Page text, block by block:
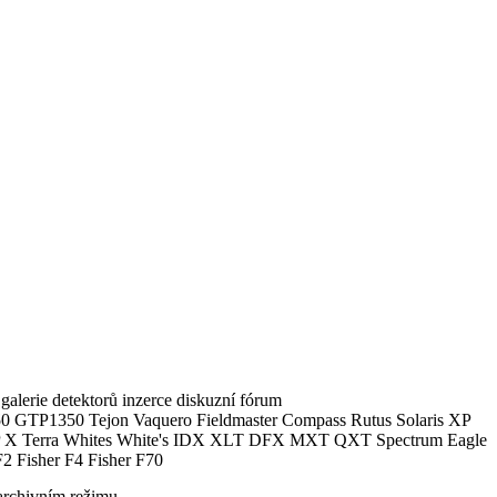
detektorů inzerce diskuzní fórum
Tejon Vaquero Fieldmaster Compass Rutus Solaris XP
Terra Whites White's IDX XLT DFX MXT QXT Spectrum Eagle
Fisher F4 Fisher F70